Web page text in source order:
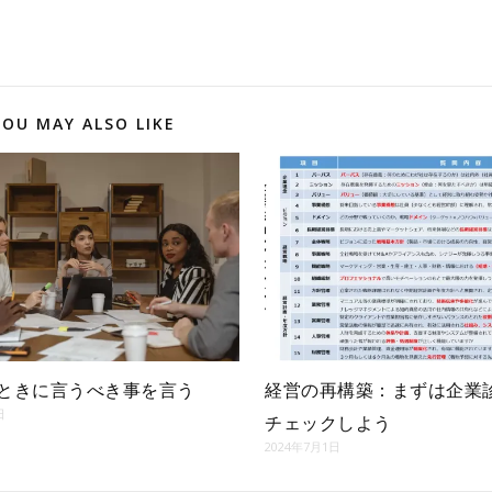
MAY ALSO LIKE
きに言うべき事を言う
経営の再構築：まずは企業
チェックしよう
2024年7月1日